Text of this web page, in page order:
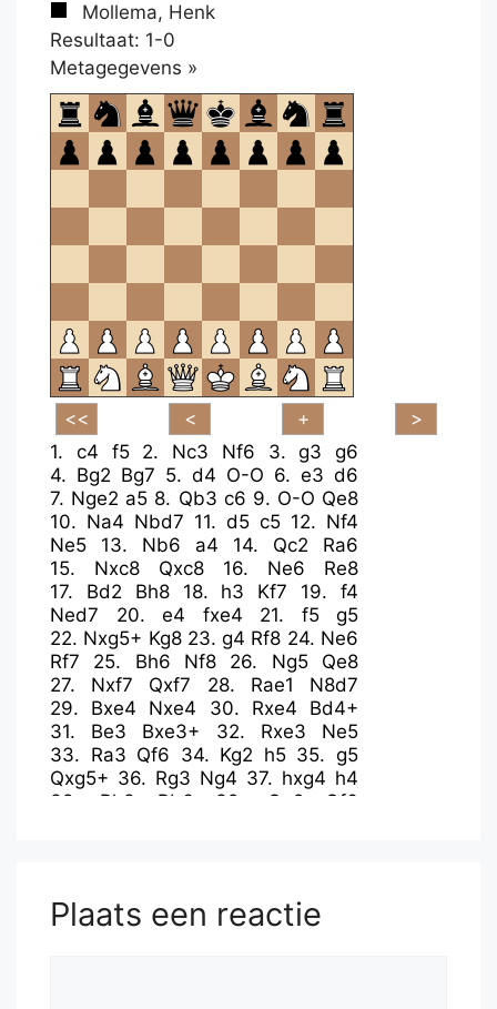
Mollema, Henk
Resultaat: 1-0
Metagegevens »
om
te
openen.
1. c4 f5 2. Nc3 Nf6 3.g3
g6
4. Bg2 Bg7 5. d4 O-O 6. e3 d6
7. Nge2 a5 8. Qb3 c6 9. O-O Qe8
10. Na4 Nbd7 11. d5 c5 12. Nf4
Ne5
13. Nb6 a4 14. Qc2
Ra6
15. Nxc8 Qxc8 16. Ne6
Re8
17. Bd2 Bh8 18. h3 Kf7 19.f4
Ned7
20. e4 fxe4 21. f5
g5
22. Nxg5+ Kg8 23.g4 Rf8 24. Ne6
Rf7
25. Bh6 Nf8 26. Ng5
Qe8
27. Nxf7 Qxf7 28. Rae1
N8d7
29. Bxe4 Nxe4 30. Rxe4
Bd4+
31. Be3 Bxe3+ 32. Rxe3
Ne5
33. Ra3 Qf6 34. Kg2 h5 35.g5
Qxg5+ 36. Rg3 Ng4 37. hxg4 h4
38. Rh3 Rb6 39. Qe2
Qf6
50.Ke2 Kxg5 51.Kd2
Plaats een reactie